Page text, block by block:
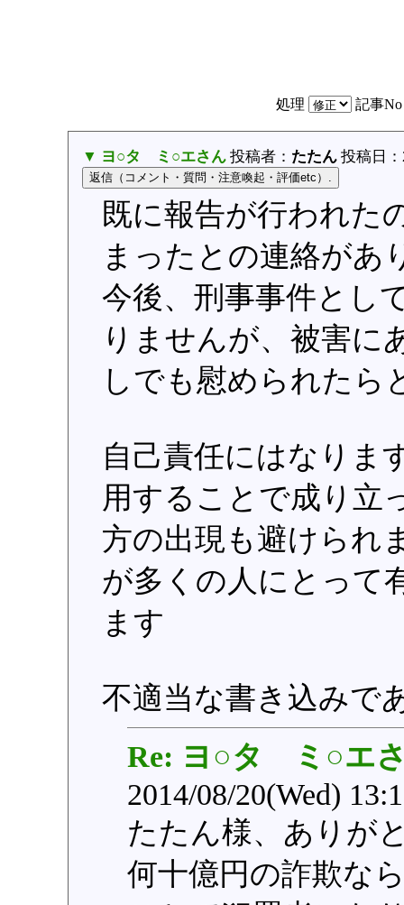
処理 記事
▼ ヨ○タ ミ○エさん投稿者： たたん投稿日：
既に報告が行われた
まったとの連絡があ
今後、刑事事件とし
りませんが、被害に
しでも慰められたら
自己責任にはなりま
用することで成り立
方の出現も避けられ
が多くの人にとって
ます
不適当な書き込みで
Re: ヨ○タ ミ○エ
2014/08/20(Wed)
たたん様、ありが
何十億円の詐欺な